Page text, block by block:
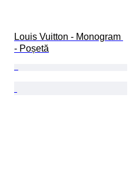
Louis Vuitton - Monogram
- Poșetă